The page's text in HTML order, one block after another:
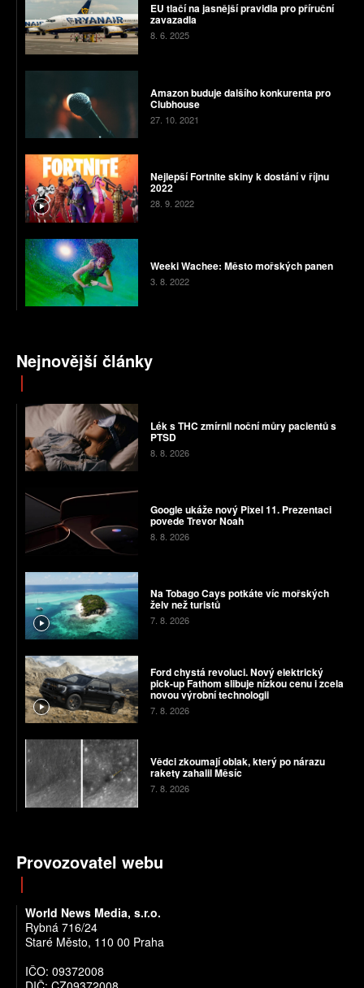
EU tlačí na jasnější pravidla pro příruční
zavazadla
8. 6. 2025
Amazon buduje dalšího konkurenta pro
Clubhouse
27. 10. 2021
Nejlepší Fortnite skiny k dostání v říjnu
2022
28. 9. 2022
Weeki Wachee: Město mořských panen
3. 8. 2022
Nejnovější články
Lék s THC zmírnil noční můry pacientů s
PTSD
8. 8. 2026
Google ukáže nový Pixel 11. Prezentaci
povede Trevor Noah
8. 8. 2026
Na Tobago Cays potkáte víc mořských
želv než turistů
7. 8. 2026
Ford chystá revoluci. Nový elektrický
pick-up Fathom slibuje nízkou cenu i zcela
novou výrobní technologii
7. 8. 2026
Vědci zkoumají oblak, který po nárazu
rakety zahalil Měsíc
7. 8. 2026
Provozovatel webu
World News Media, s.r.o.
Rybná 716/24
Staré Město, 110 00 Praha
IČO: 09372008